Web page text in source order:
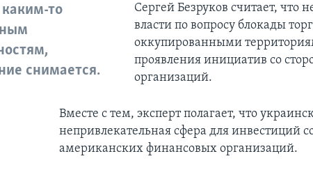
то
снимается.
Сергей Безруков считает, что
власти по вопросу блокады
оккупированными
проявления инициатив со
организаций.
Вместе с тем, эксперт полагает, что
непривлекательная сфера для инвестиций
американских финансовых организаций.